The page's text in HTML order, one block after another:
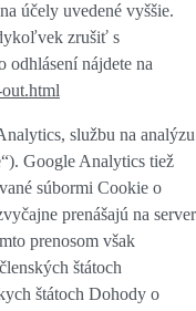
účely uvedené vyššie.
zrušiť s
odhlásení nájdete na
, službu na analýzu
Google Analytics tiež
súbormi Cookie o
prenášajú na server
prenosom však
štátoch
štátoch Dohody o